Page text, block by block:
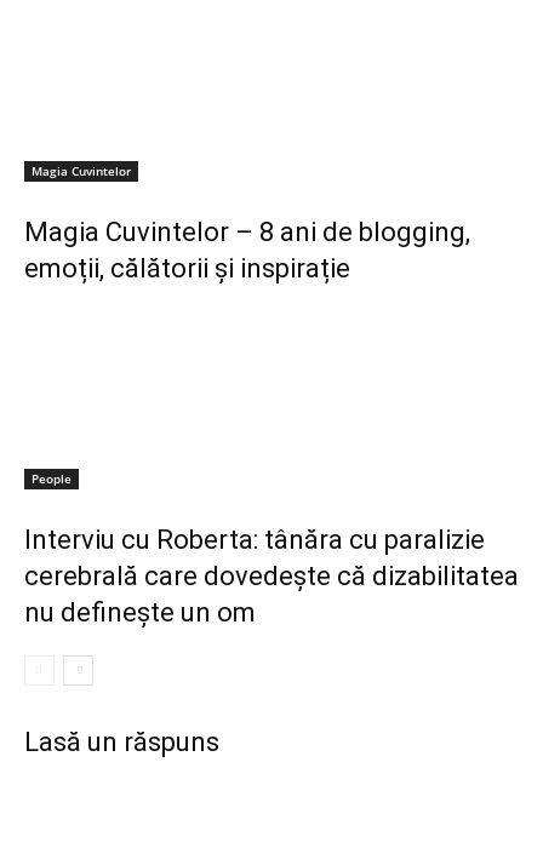
Magia Cuvintelor
Magia Cuvintelor – 8 ani de blogging,
emoții, călătorii și inspirație
People
Interviu cu Roberta: tânăra cu paralizie
cerebrală care dovedește că dizabilitatea
nu definește un om
Lasă un răspuns